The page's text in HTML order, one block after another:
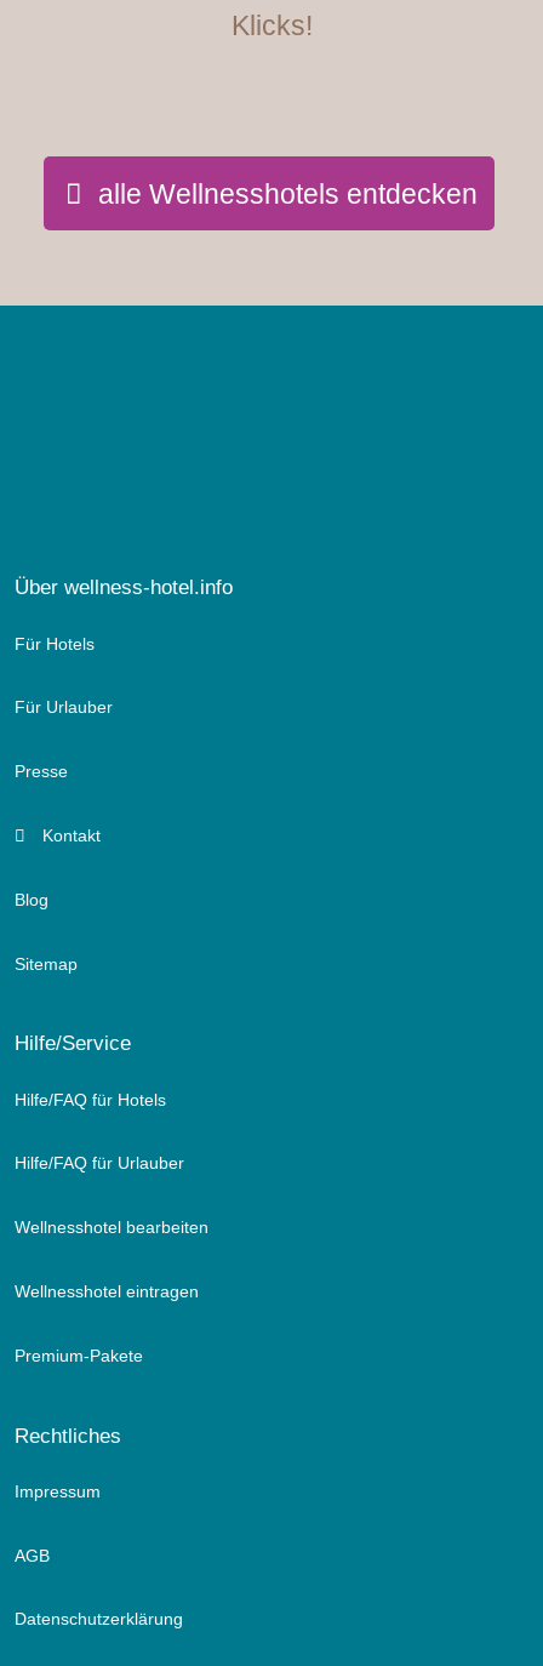
Klicks!
alle Wellnesshotels entdecken
Über wellness-hotel.info
Für Hotels
Für Urlauber
Presse
Kontakt
Blog
Sitemap
Hilfe/Service
Hilfe/FAQ für Hotels
Hilfe/FAQ für Urlauber
Wellnesshotel bearbeiten
Wellnesshotel eintragen
Premium-Pakete
Rechtliches
Impressum
AGB
Datenschutzerklärung